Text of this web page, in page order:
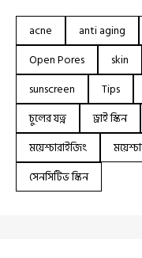
acne anti aging
Open Pores
skin
sunscreen
Tips
চুলের যত্ন
ড্রাই স্কিন
ময়েশ্চারাইজিং
সেনসিটিভ স্কিন